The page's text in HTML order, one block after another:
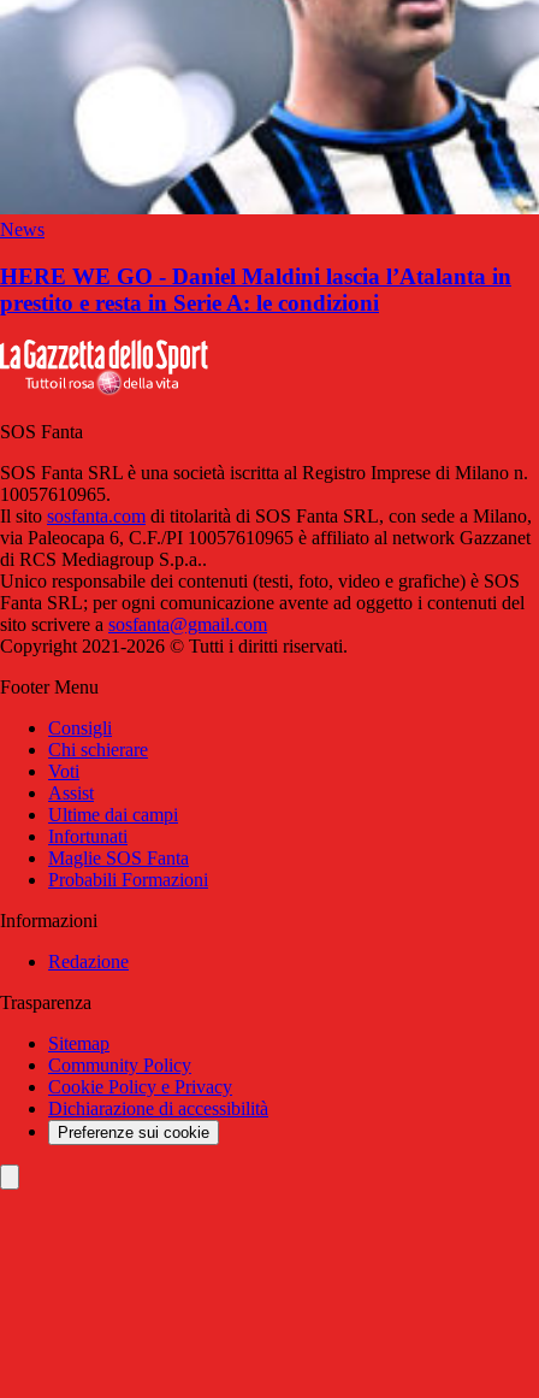
News
HERE WE GO - Daniel Maldini lascia l’Atalanta in
prestito e resta in Serie A: le condizioni
SOS Fanta
SOS Fanta SRL è una società iscritta al Registro Imprese di Milano n.
10057610965.
Il sito sosfanta.com di titolarità di SOS Fanta SRL, con sede a Milano,
via Paleocapa 6, C.F./PI 10057610965 è affiliato al network Gazzanet
di RCS Mediagroup S.p.a..
Unico responsabile dei contenuti (testi, foto, video e grafiche) è SOS
Fanta SRL; per ogni comunicazione avente ad oggetto i contenuti del
sito scrivere a sosfanta@gmail.com
Copyright 2021-2026 © Tutti i diritti riservati.
Footer Menu
Consigli
Chi schierare
Voti
Assist
Ultime dai campi
Infortunati
Maglie SOS Fanta
Probabili Formazioni
Informazioni
Redazione
Trasparenza
Sitemap
Community Policy
Cookie Policy e Privacy
Dichiarazione di accessibilità
Preferenze sui cookie